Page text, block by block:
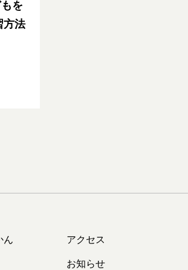
を
方法
ん
アクセス
お知らせ